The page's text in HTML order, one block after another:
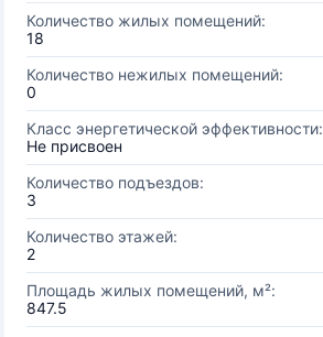
Количество жилых помещений:
18
Количество нежилых помещений:
0
Класс энергетической эффективности:
Не присвоен
Количество подъездов:
3
Количество этажей:
2
Площадь жилых помещений, м²:
847.5